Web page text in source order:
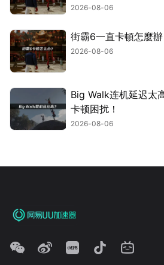
2026-08-06
街霸6一直卡頓怎麼
2026-08-06
Big Walk连机延迟太
卡顿困扰！
2026-08-06